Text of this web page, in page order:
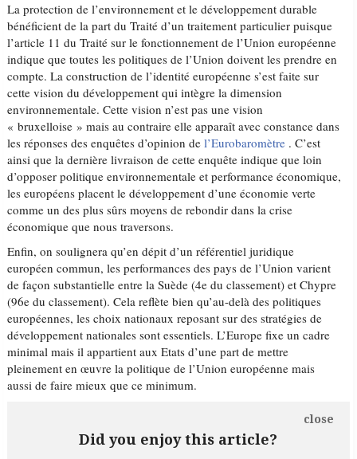
La protection de l’environnement et le développement durable
bénéficient de la part du Traité d’un traitement particulier puisque
l’article 11 du Traité sur le fonctionnement de l’Union européenne
indique que toutes les politiques de l’Union doivent les prendre en
compte. La construction de l’identité européenne s’est faite sur
cette vision du développement qui intègre la dimension
environnementale. Cette vision n’est pas une vision
« bruxelloise » mais au contraire elle apparaît avec constance dans
les réponses des enquêtes d’opinion del’Eurobaromètre . C’est
ainsi que la dernière livraison de cette enquête indique que loin
d’opposer politique environnementale et performance économique,
les européens placent le développement d’une économie verte
comme un des plus sûrs moyens de rebondir dans la crise
économique que nous traversons.
Enfin, on soulignera qu’en dépit d’un référentiel juridique
européen commun, les performances des pays de l’Union varient
de façon substantielle entre la Suède (4e du classement) et Chypre
(96e du classement). Cela reflète bien qu’au-delà des politiques
européennes, les choix nationaux reposant sur des stratégies de
développement nationales sont essentiels. L’Europe fixe un cadre
minimal mais il appartient aux Etats d’une part de mettre
pleinement en œuvre la politique de l’Union européenne mais
aussi de faire mieux que ce minimum.
Did you enjoy this article?
close